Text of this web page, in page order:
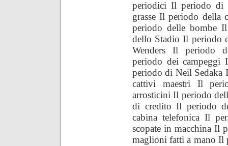
periodici Il periodo di
grasse Il periodo
periodo delle bombe
dello Stadio Il periodo
Wenders Il periodo
periodo dei
periodo di Neil
cattivi maestri Il
arrosticini Il periodo
di credito Il periodo
cabina telefonica Il
scopate in macchina Il
maglioni fatti a mano Il